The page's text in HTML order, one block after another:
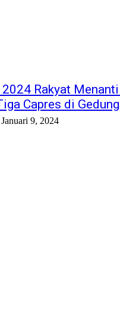
Rakyat Menanti
Capres di
Januari 9, 2024